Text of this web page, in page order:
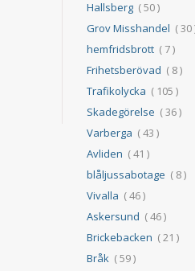
Hallsberg( 50 )
Grov Misshandel ( 30
hemfridsbrott( 7 )
Frihetsberövad ( 8 )
Trafikolycka ( 105 )
Skadegörelse ( 36 )
Varberga ( 43 )
Avliden ( 41 )
blåljussabotage ( 8 )
Vivalla ( 46 )
Askersund ( 46 )
Brickebacken ( 21 )
Bråk( 59 )